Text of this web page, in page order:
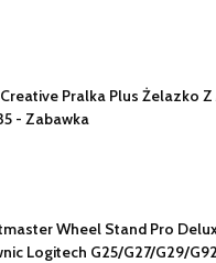
Pralka Plus Żelazko
- Zabawka
Wheel Stand Pro
Logitech G25/G27/G29/